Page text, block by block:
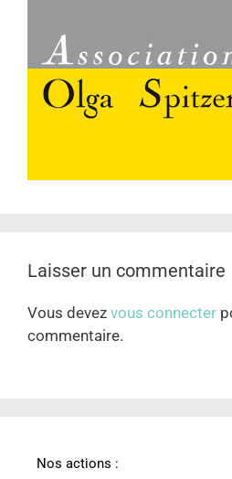
Laisser un commentaire
Vous devez vous connecter
commentaire.
Nos actions :